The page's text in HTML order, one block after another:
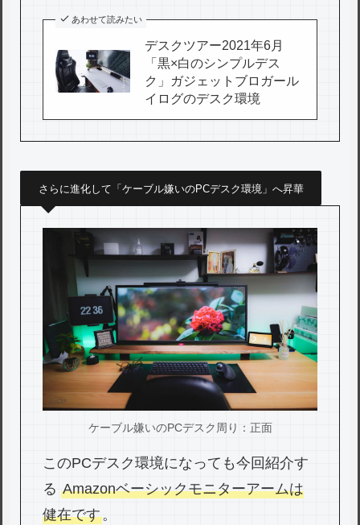
あわせて読みたい
デスクツアー2021年6月
「黒×白のシンプルデス
ク」ガジェットブロガール
イログのデスク環境
さらに進化して「ケーブル嫌いのPCデスク環境」へ昇華
ケーブル嫌いのPCデスク周り：正面
このPCデスク環境になっても今回紹介す
るAmazonベーシックモニターアームは
健在です。